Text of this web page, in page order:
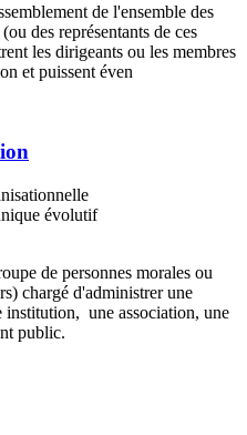
de l'ensemble des
des représentants de ces
les dirigeants ou les membres
et puissent éven
évolutif
de personnes morales ou
chargé d'administrer une
institution, une association, une
public.